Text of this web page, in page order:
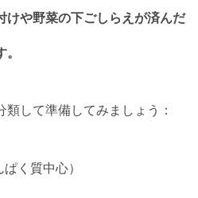
けや野菜の下ごしらえが済んだ
して準備してみましょう：
く質中心）